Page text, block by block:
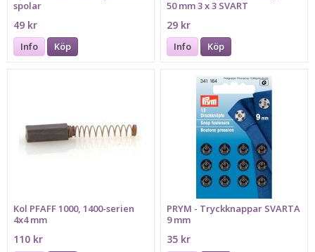
spolar
49 kr
Info Köp
50 mm 3 x 3 SVART
29 kr
Info Köp
Kol PFAFF 1000, 1400-serien
4x4 mm
110 kr
PRYM - Tryckknappar SVARTA
9 mm
35 kr